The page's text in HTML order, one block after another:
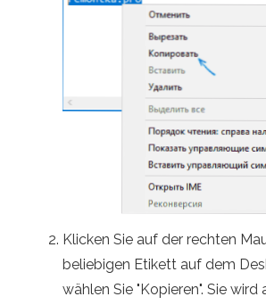
Klicken Sie auf der rechten
beliebigen Etikett auf dem
wählen Sie "Kopieren". Sie wird